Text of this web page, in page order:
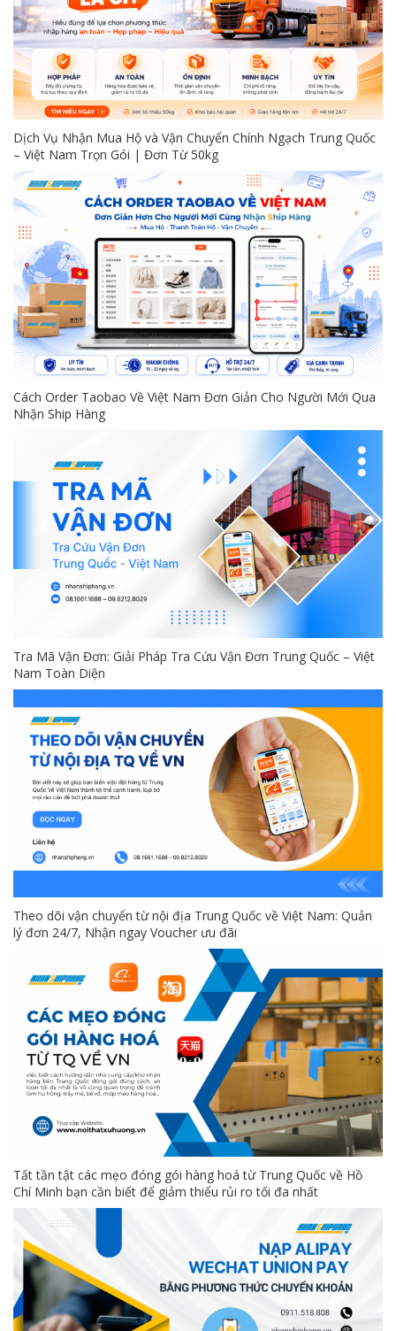
Dịch Vụ Nhận Mua Hộ và Vận Chuyển Chính Ngạch Trung Quốc
– Việt Nam Trọn Gói | Đơn Từ 50kg
Cách Order Taobao Về Việt Nam Đơn Giản Cho Người Mới Qua
Nhận Ship Hàng
Tra Mã Vận Đơn: Giải Pháp Tra Cứu Vận Đơn Trung Quốc – Việt
Nam Toàn Diện
Theo dõi vận chuyển từ nội địa Trung Quốc về Việt Nam: Quản
lý đơn 24/7, Nhận ngay Voucher ưu đãi
Tất tần tật các mẹo đóng gói hàng hoá từ Trung Quốc về Hồ
Chí Minh bạn cần biết để giảm thiểu rủi ro tối đa nhất